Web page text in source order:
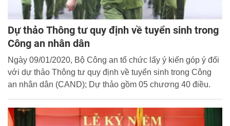
Dự thảo Thông tư quy định về tuyển sinh trong
Công an nhân dân
Ngày 09/01/2020, Bộ Công an tổ chức lấy ý kiến góp ý đối
với dự thảo Thông tư quy định về tuyển sinh trong Công
an nhân dân (CAND); Dự thảo gồm 05 chương 40 điều.